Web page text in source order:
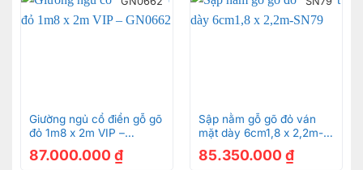
hoàng gia Châu Âu Luxury dát vàng
liệu tự nhiên tốt nhất thị trường hiện nay, bàn
trang điểm sở hữu màu vàng sáng đặc trưng rất
đẹp và bắt mắt
Giường ngủ cổ điển gỗ gõ
đỏ 1m8 x 2m VIP –
87.000.000 ₫
Sập nằm gỗ gõ đỏ ván
mặt dày 6cm1,8 x 2,2m-
85.350.000 ₫